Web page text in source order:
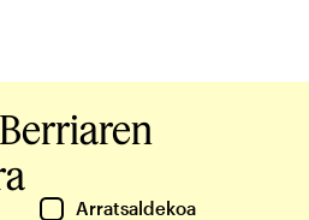
Arratsaldekoa